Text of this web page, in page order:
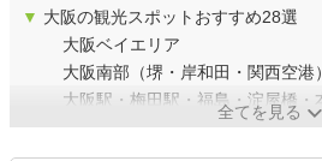
▼ 大阪の観光スポットおすすめ28選
大阪ベイエリア
大阪南部（堺・岸和田・関西空港）
大阪駅・梅田駅・福島・淀屋橋・
全てを見る